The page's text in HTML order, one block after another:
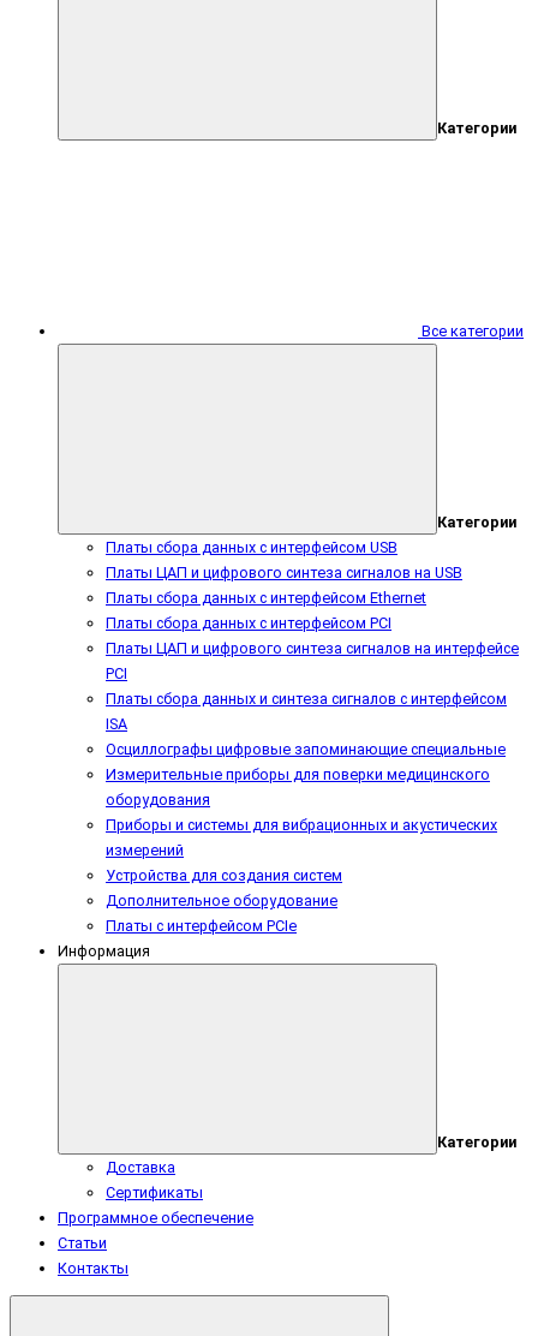
Категории
Все категории
Категории
Платы сбора данных с интерфейсом USB
Платы ЦАП и цифрового синтеза сигналов на USB
Платы сбора данных с интерфейсом Ethernet
Платы сбора данных с интерфейсом PCI
Платы ЦАП и цифрового синтеза сигналов на интерфейсе
PCI
Платы сбора данных и синтеза сигналов с интерфейсом
ISA
Осциллографы цифровые запоминающие специальные
Измерительные приборы для поверки медицинского
оборудования
Приборы и системы для вибрационных и акустических
измерений
Устройства для создания систем
Дополнительное оборудование
Платы с интерфейсом PCIe
Информация
Категории
Доставка
Сертификаты
Программное обеспечение
Статьи
Контакты